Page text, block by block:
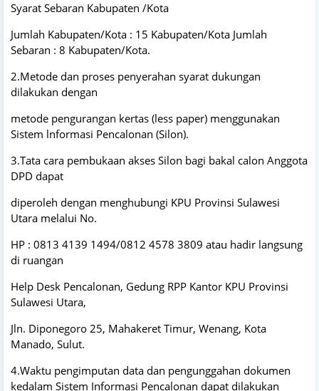
Syarat Sebaran Kabupaten /Kota
Jumlah Kabupaten/Kota : 15 Kabupaten/Kota Jumlah
Sebaran : 8 Kabupaten/Kota.
2.Metode dan proses penyerahan syarat dukungan
dilakukan dengan
metode pengurangan kertas (less paper) menggunakan
Sistem lnformasi Pencalonan (Silon).
3.Tata cara pembukaan akses Silon bagi bakal calon Anggota
DPD dapat
diperoleh dengan menghubungi KPU Provinsi Sulawesi
Utara melalui No.
HP : 0813 4139 1494/0812 4578 3809 atau hadir langsung
di ruangan
Help Desk Pencalonan, Gedung RPP Kantor KPU Provinsi
Sulawesi Utara,
Jln. Diponegoro 25, Mahakeret Timur, Wenang, Kota
Manado, Sulut.
4.Waktu pengimputan data dan pengunggahan dokumen
kedalam Sistem Informasi Pencalonan dapat dilakukan